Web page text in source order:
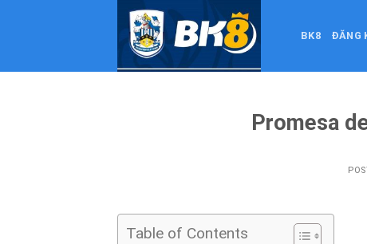
BK8 ĐĂNG
Promesa
Table of Contents